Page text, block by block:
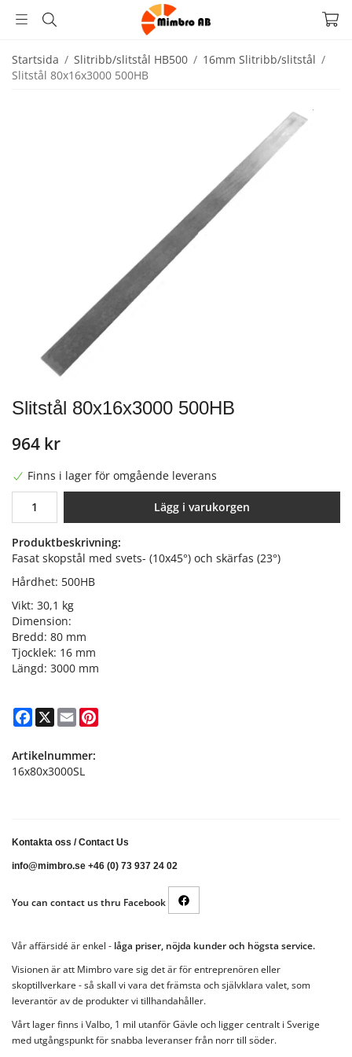
Startsida / Slitribb/slitstål HB500 / 16mm Slitribb/slitstål /
Slitstål 80x16x3000 500HB
Slitstål 80x16x3000 500HB
964 kr
Finns i lager för omgående leverans
Lägg i varukorgen
Produktbeskrivning:
Fasat skopstål med svets- (10x45°) och skärfas (23°)
Hårdhet: 500HB
Vikt: 30,1 kg
Dimension:
Bredd: 80 mm
Tjocklek: 16 mm
Längd: 3000 mm
Facebook
X Email
Artikelnummer:
16x80x3000SL
Kontakta oss /Contact Us
info@mimbro.se +46 (0) 73 937 24 02
You can contact us thru Facebook
Vår affärsidé är enkel - låga priser, nöjda kunder och högsta service.
Visionen är att Mimbro vare sig det är för entreprenören eller
skoptillverkare - så skall vi vara det främsta och självklara valet, som
leverantör av de produkter vi tillhandahåller.
Vårt lager finns i Valbo, 1 mil utanför Gävle och ligger centralt i Sverige
med utgångspunkt för snabba leveranser från norr till söder.